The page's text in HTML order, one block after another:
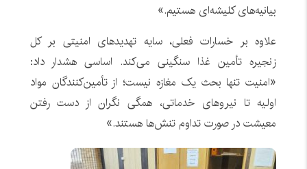
بیانیه‌های کلیشه‌ای هستیم.»
علاوه بر خسارات فعلی، سایه تهدیدهای امنیتی بر کل
زنجیره تأمین غذا سنگینی می‌کند. اساسی هشدار داد:
«امنیت تنها بحث یک مغازه نیست؛ از تأمین‌کنندگان مواد
اولیه تا نیروهای خدماتی، همگی نگران از دست رفتن
معیشت در صورت تداوم تنش‌ها هستند.»